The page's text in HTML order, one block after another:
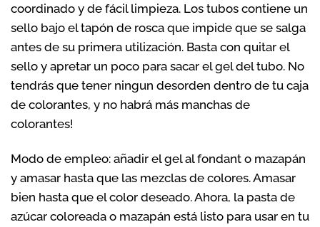
coordinado y de fácil limpieza. Los tubos contiene un
sello bajo el tapón de rosca que impide que se salga
antes de su primera utilización. Basta con quitar el
sello y apretar un poco para sacar el gel del tubo. No
tendrás que tener ningun desorden dentro de tu caja
de colorantes, y no habrá más manchas de
colorantes!
Modo de empleo: añadir el gel al fondant o mazapán
y amasar hasta que las mezclas de colores. Amasar
bien hasta que el color deseado. Ahora, la pasta de
azúcar coloreada o mazapán está listo para usar en tu